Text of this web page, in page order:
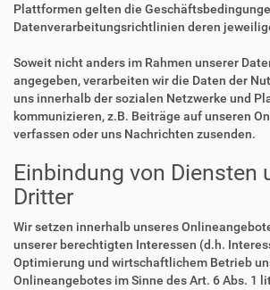
Plattformen gelten die
Datenverarbeitungsrichtlinien deren
Soweit nicht anders im Rahmen unserer
angegeben, verarbeiten wir die Daten der
uns innerhalb der sozialen Netzwerke und
kommunizieren, z.B. Beiträge auf unseren
verfassen oder uns Nachrichten zusenden.
Einbindung von Diensten
Dritter
Wir setzen innerhalb unseres
unserer berechtigten Interessen (d.h.
Optimierung und wirtschaftlichem Betrieb
Onlineangebotes im Sinne des Art. 6 Abs. 1